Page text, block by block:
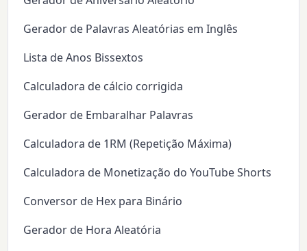
Gerador de Palavras Aleatórias em Inglês
Lista de Anos Bissextos
Calculadora de cálcio corrigida
Gerador de Embaralhar Palavras
Calculadora de 1RM (Repetição Máxima)
Calculadora de Monetização do YouTube Shorts
Conversor de Hex para Binário
Gerador de Hora Aleatória